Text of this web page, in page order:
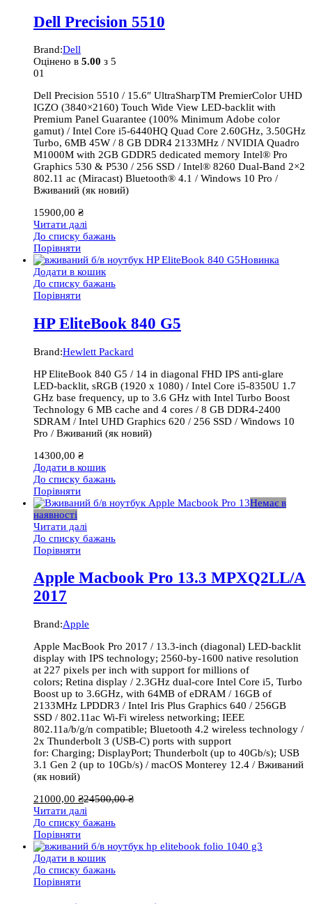
Dell Precision 5510
Brand:Dell
Оцінено в 5.00 з 5
01
Dell Precision 5510 / 15.6″ UltraSharpTM PremierColor UHD
IGZO (3840×2160) Touch Wide View LED-backlit with
Premium Panel Guarantee (100% Minimum Adobe color
gamut) / Intel Core i5-6440HQ Quad Core 2.60GHz, 3.50GHz
Turbo, 6MB 45W / 8 GB DDR4 2133MHz / NVIDIA Quadro
M1000M with 2GB GDDR5 dedicated memory Intel® Pro
Graphics 530 & P530 / 256 SSD / Intel® 8260 Dual-Band 2×2
802.11 ac (Miracast) Bluetooth® 4.1 / Windows 10 Pro /
Вживаний (як новий)
15900,00 ₴
Читати далі
До списку бажань
Порівняти
Новинка
Додати в кошик
До списку бажань
Порівняти
HP EliteBook 840 G5
Brand:Hewlett Packard
HP EliteBook 840 G5 / 14 in diagonal FHD IPS anti-glare
LED-backlit, sRGB (1920 x 1080) / Intel Core i5-8350U 1.7
GHz base frequency, up to 3.6 GHz with Intel Turbo Boost
Technology 6 MB cache and 4 cores / 8 GB DDR4-2400
SDRAM / Intel UHD Graphics 620 / 256 SSD / Windows 10
Pro / Вживаний (як новий)
14300,00 ₴
Додати в кошик
До списку бажань
Порівняти
Немає в
наявності
Читати далі
До списку бажань
Порівняти
Apple Macbook Pro 13.3 MPXQ2LL/A
2017
Brand:Apple
Apple MacBook Pro 2017 / 13.3-inch (diagonal) LED-backlit
display with IPS technology; 2560-by-1600 native resolution
at 227 pixels per inch with support for millions of
colors; Retina display / 2.3GHz dual-core Intel Core i5, Turbo
Boost up to 3.6GHz, with 64MB of eDRAM / 16GB of
2133MHz LPDDR3 / Intel Iris Plus Graphics 640 / 256GB
SSD / 802.11ac Wi-Fi wireless networking; IEEE
802.11a/b/g/n compatible; Bluetooth 4.2 wireless technology /
2x Thunderbolt 3 (USB-C) ports with support
for: Charging; DisplayPort; Thunderbolt (up to 40Gb/s); USB
3.1 Gen 2 (up to 10Gb/s) / macOS Monterey 12.4 / Вживаний
(як новий)
21000,00 ₴24500,00₴
Читати далі
До списку бажань
Порівняти
Додати в кошик
До списку бажань
Порівняти